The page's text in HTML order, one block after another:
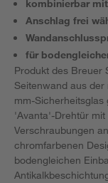
kombinierbar
Anschlag frei
für
Produkt des Breuer
Seitenwand aus
mm-
'Avanta'-Drehtür
Verschraubungen
chromfarbenen
bodengleichen